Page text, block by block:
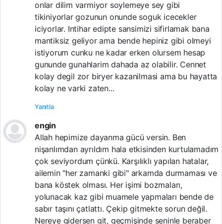
onlar dilim varmiyor soylemeye sey gibi
tikiniyorlar gozunun onunde soguk icecekler
iciyorlar. Intihar edipte sansimizi sifirlamak bana
mantiksiz geliyor ama bende hepiniz gibi olmeyi
istiyorum cunku ne kadar erken olursem hesap
gununde gunahlarim dahada az olabilir. Cennet
kolay degil zor biryer kazanilmasi ama bu hayatta
kolay ne varki zaten...
Yanıtla
engin
Allah hepimize dayanma gücü versin. Ben
nişanlımdan ayrıldım hala etkisinden kurtulamadım
çok seviyordum çünkü. Karşılıklı yapılan hatalar,
ailemin "her zamanki gibi" arkamda durmaması ve
bana köstek olması. Her işimi bozmaları,
yolunacak kaz gibi muamele yapmaları bende de
sabır taşını çatlattı. Çekip gitmekte sorun değil.
Nereye gidersen git, geçmişinde seninle beraber